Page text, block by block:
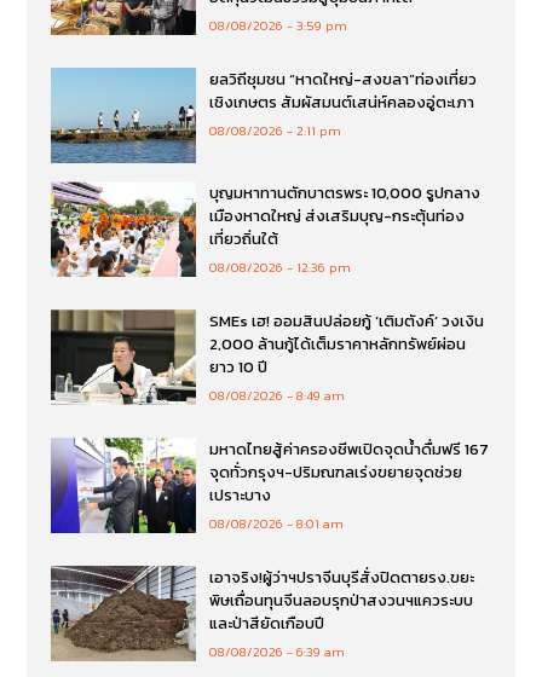
08/08/2026 3:59 pm
ยลวิถีชุมชน “หาดใหญ่-สงขลา”ท่องเที่ยว
เชิงเกษตร สัมผัสมนต์เสน่ห์คลองอู่ตะเภา
08/08/2026 2:11 pm
บุญมหาทานตักบาตรพระ 10,000 รูปกลาง
เมืองหาดใหญ่ ส่งเสริมบุญ-กระตุ้นท่อง
เที่ยวถิ่นใต้
08/08/2026 12:36 pm
SMEs เฮ! ออมสินปล่อยกู้ ‘เติมตังค์’ วงเงิน
2,000 ล้านกู้ได้เต็มราคาหลักทรัพย์ผ่อน
ยาว 10 ปี
08/08/2026 8:49 am
มหาดไทยสู้ค่าครองชีพเปิดจุดน้ำดื่มฟรี 167
จุดทั่วกรุงฯ-ปริมณฑลเร่งขยายจุดช่วย
เปราะบาง
08/08/2026 8:01 am
เอาจริง!ผู้ว่าฯปราจีนบุรีสั่งปิดตายรง.ขยะ
พิษเถื่อนทุนจีนลอบรุกป่าสงวนฯแควระบบ
และป่าสียัดเกือบปี
08/08/2026 6:39 am